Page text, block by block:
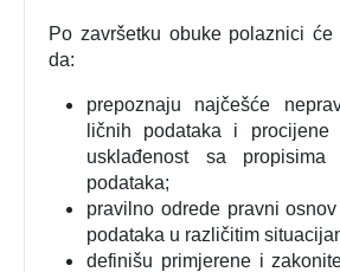
Po završetku obuke polaznici
da:
prepoznaju najčešće
ličnih podataka i
usklađenost sa
podataka;
pravilno odrede pravni
podataka u različitim
definišu primjerene i